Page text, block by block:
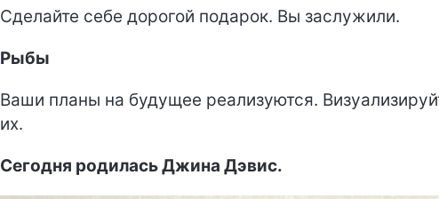
Сделайте себе дорогой подарок. Вы заслужили.
Рыбы
Ваши планы на будущее реализуются.
их.
Сегодня родилась Джина Дэвис.